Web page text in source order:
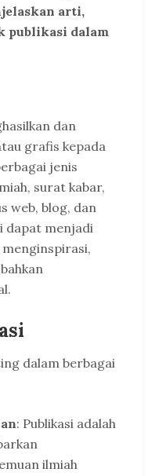
arti,
publikasi dalam
dan
grafis kepada
jenis
surat kabar,
web, blog, dan
dapat menjadi
dalam berbagai
: Publikasi adalah
ilmiah